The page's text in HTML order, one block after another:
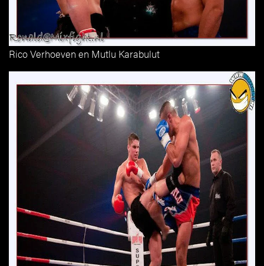
Rico Verhoeven en Mutlu Karabulut